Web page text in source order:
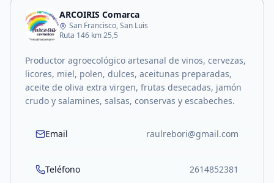
ARCOIRIS Comarca
San Francisco, San Luis
Ruta 146 km 25,5
Productor agroecológico artesanal de vinos, cervezas,
licores, miel, polen, dulces, aceitunas preparadas,
aceite de oliva extra virgen, frutas desecadas, jamón
crudo y salamines, salsas, conservas y escabeches.
Email raulrebori@gmail.com
Teléfono 2614852381